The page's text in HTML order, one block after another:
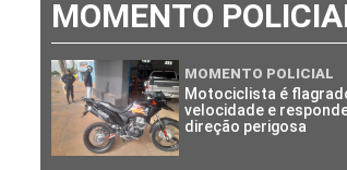
MOMENTO
MOMENTO POLICIAL
Motociclista é
velocidade e
direção perigosa